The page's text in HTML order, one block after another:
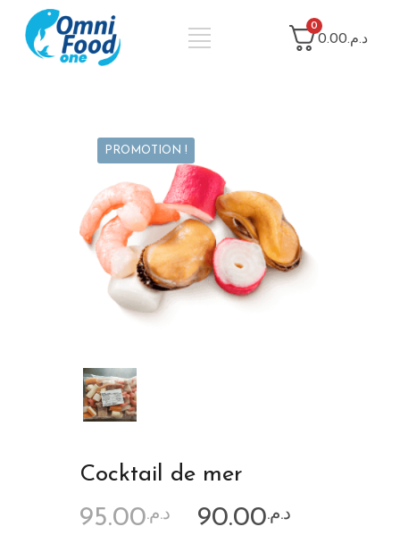
0
د.م.0.00
PROMOTION !
Cocktail de mer
د.م.95.00 د.م.90.00